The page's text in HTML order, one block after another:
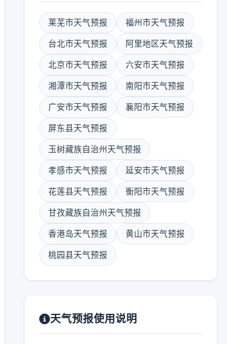
莱芜市天气预报 福州市天气预报
台北市天气预报 阿里地区天气预报
北京市天气预报 六安市天气预报
湘潭市天气预报 南阳市天气预报
广安市天气预报 襄阳市天气预报
屏东县天气预报
玉树藏族自治州天气预报
孝感市天气预报 延安市天气预报
花莲县天气预报 衡阳市天气预报
甘孜藏族自治州天气预报
香港岛天气预报 黄山市天气预报
桃园县天气预报
天气预报使用说明